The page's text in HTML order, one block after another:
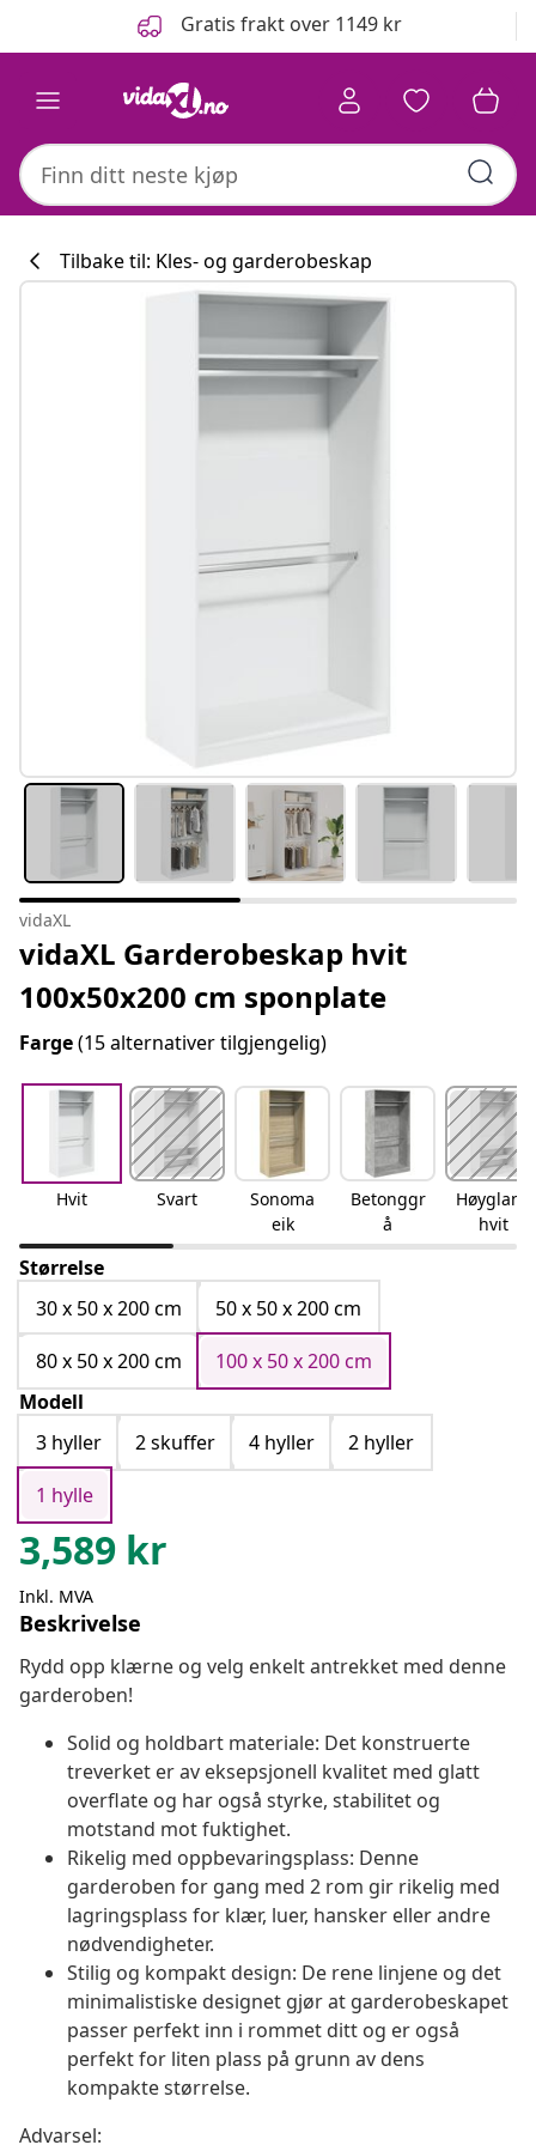
Gratis frakt over 1149 kr
Tilbake til: Kles- og garderobeskap
vidaXL
vidaXL Garderobeskap hvit
100x50x200 cm sponplate
Farge(15 alternativer tilgjengelig)
Hvit Svart
Sonoma
eik
Betonggr
å
Høyglans
hvit
Størrelse
30 x 50 x 200 cm
50 x 50 x 200 cm
80 x 50 x 200 cm
100 x 50 x 200 cm
Modell
3 hyller
2 skuffer 4 hyller
2 hyller
1 hylle
3,589 kr
Inkl. MVA
Beskrivelse
Rydd opp klærne og velg enkelt antrekket med denne
garderoben!
Solid og holdbart materiale: Det konstruerte
treverket er av eksepsjonell kvalitet med glatt
overflate og har også styrke, stabilitet og
motstand mot fuktighet.
Rikelig med oppbevaringsplass: Denne
garderoben for gang med 2 rom gir rikelig med
lagringsplass for klær, luer, hansker eller andre
nødvendigheter.
Stilig og kompakt design: De rene linjene og det
minimalistiske designet gjør at garderobeskapet
passer perfekt inn i rommet ditt og er også
perfekt for liten plass på grunn av dens
kompakte størrelse.
Advarsel: